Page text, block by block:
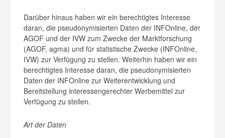
Darüber hinaus haben wir ein berechtigtes Interesse
daran, die pseudonymisierten Daten der INFOnline, der
AGOF und der IVW zum Zwecke der Marktforschung
(AGOF, agma) und für statistische Zwecke (INFOnline,
IVW) zur Verfügung zu stellen. Weiterhin haben wir ein
berechtigtes Interesse daran, die pseudonymisierten
Daten der INFOnline zur Weiterentwicklung und
Bereitstellung interessengerechter Werbemittel zur
Verfügung zu stellen.
Art der Daten